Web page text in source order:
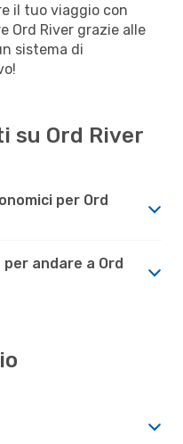
il tuo viaggio con
Ord River grazie alle
sistema di
su Ord River
per Ord
andare a Ord